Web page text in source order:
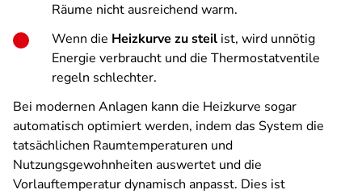
Räume nicht ausreichend warm.
Wenn die Heizkurve zu steil ist, wird unnötig
Energie verbraucht und die Thermostatventile
regeln schlechter.
Bei modernen Anlagen kann die Heizkurve sogar
automatisch optimiert werden, indem das System die
tatsächlichen Raumtemperaturen und
Nutzungsgewohnheiten auswertet und die
Vorlauftemperatur dynamisch anpasst. Dies ist